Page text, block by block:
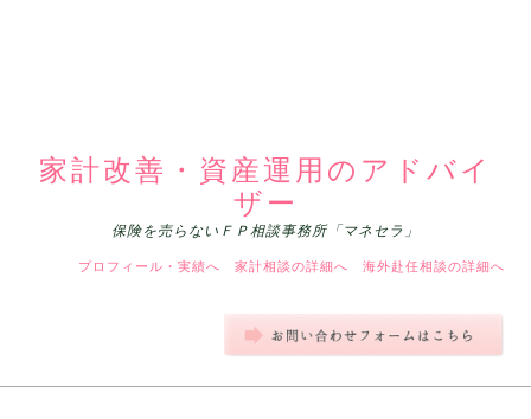
家計改善・資産運用のアドバイ
ザー
保険を売らないＦＰ相談事務所「マネセラ」
プロフィール・実績へ 家計相談の詳細へ 海外赴任相談の詳細へ